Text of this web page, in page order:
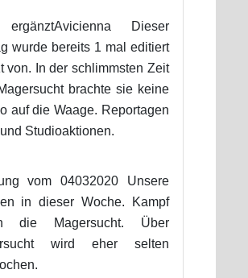
Dieser
wurde bereits 1 mal editiert
von. In der schlimmsten Zeit
brachte sie keine
auf die Waage. Reportagen
Studioaktionen.
vom 04032020 Unsere
in dieser Woche. Kampf
die Magersucht. Über
wird eher selten